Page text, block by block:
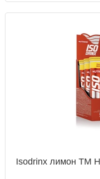
Isodrinx лимон ТМ